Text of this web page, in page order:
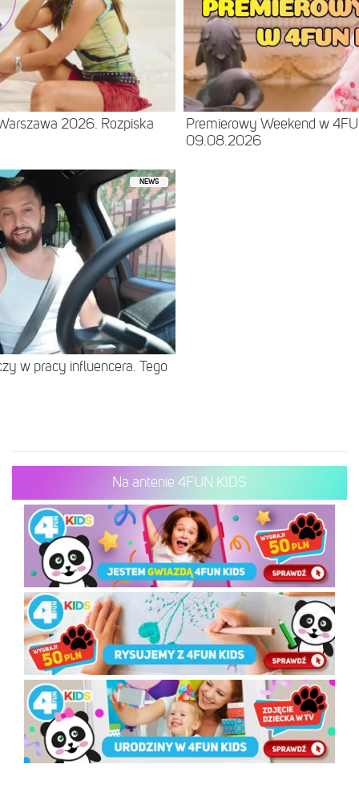
2026. Rozpiska
Premierowy Weekend w
09.08.2026
NEWS
w pracy influencera. Tego
Na antenie 4FUN KIDS